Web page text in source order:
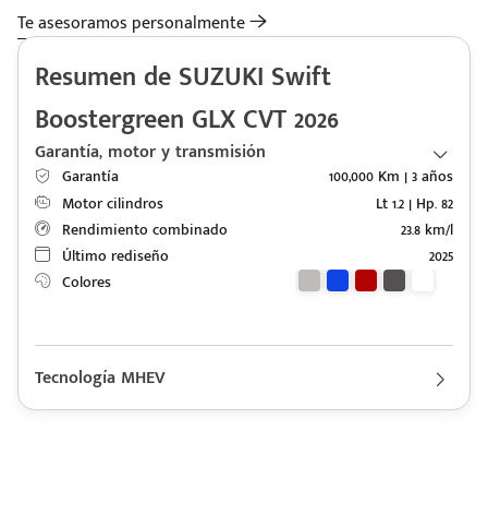
Te asesoramos personalmente
Resumen de SUZUKI Swift
Boostergreen GLX CVT 2026
Garantía, motor y transmisión
Garantía
100,000 Km | 3 años
Motor cilindros
Lt 1.2 | Hp. 82
Rendimiento combinado
23.8 km/l
Último rediseño
2025
Colores
Tecnología MHEV
Descripción de funcionamiento motorización SUZUKI Swift